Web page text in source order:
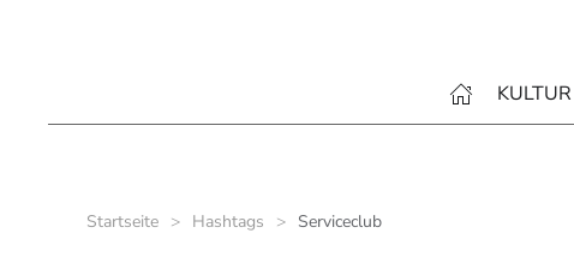
KULTUR
Startseite Hashtags Serviceclub